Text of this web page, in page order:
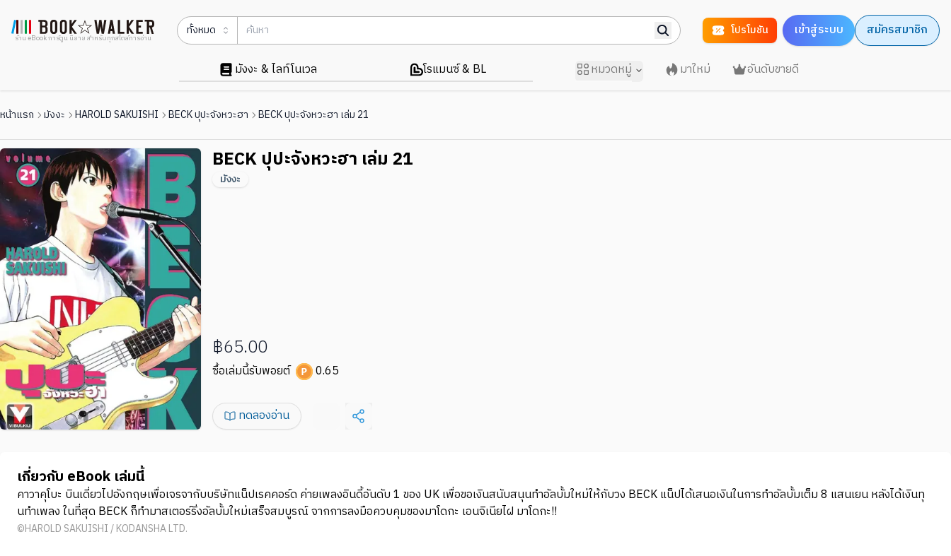
ร้าน eBook การ์ตูน นิยาย สำหรับทุกสไตล์การอ่าน
ทั้งหมด โปรโมชัน เข้าสู่ระบบ สมัครสมาชิก
มังงะ & ไลท์โนเวล โรแมนซ์ & BL หมวดหมู่ มาใหม่ อันดับขายดี
หน้าแรก มังงะ HAROLD SAKUISHI BECK ปุปะจังหวะฮา BECK ปุปะจังหวะฮา เล่ม 21
BECK ปุปะจังหวะฮา เล่ม 21
มังงะ
฿65.00
ซื้อเล่มนี้รับพอยต์ 0.65
ทดลองอ่าน
เกี่ยวกับ eBook เล่มนี้
คาวาคุโบะ บินเดี่ยวไปอังกฤษเพื่อเจรจากับบริษัทแน็ปเรคคอร์ด ค่ายเพลงอินดี้อันดับ 1 ของ UK เพื่อขอเงินสนับสนุนทําอัลบั้มใหม่ให้กับวง BECK แน็ปได้เสนอเงินในการทําอัลบั้มเต็ม 8 แสนเยน หลังได้เงินทุ
นทําเพลง ในที่สุด BECK ก็ทํามาสเตอร์ริ่งอัลบั้มใหม่เสร็จสมบูรณ์ จากการลงมือควบคุมของมาโดกะ เอนจิเนียไฝ มาโดกะ!!
©HAROLD SAKUISHI / KODANSHA LTD.